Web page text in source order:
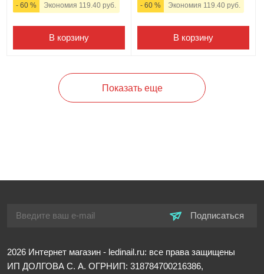
- 60 % Экономия 119.40 руб.
В корзину
- 60 % Экономия 119.40 руб.
В корзину
Показать еще
Подписаться
2026 Интернет магазин - ledinail.ru: все права защищены
ИП ДОЛГОВА С. А. ОГРНИП: 318784700216386,